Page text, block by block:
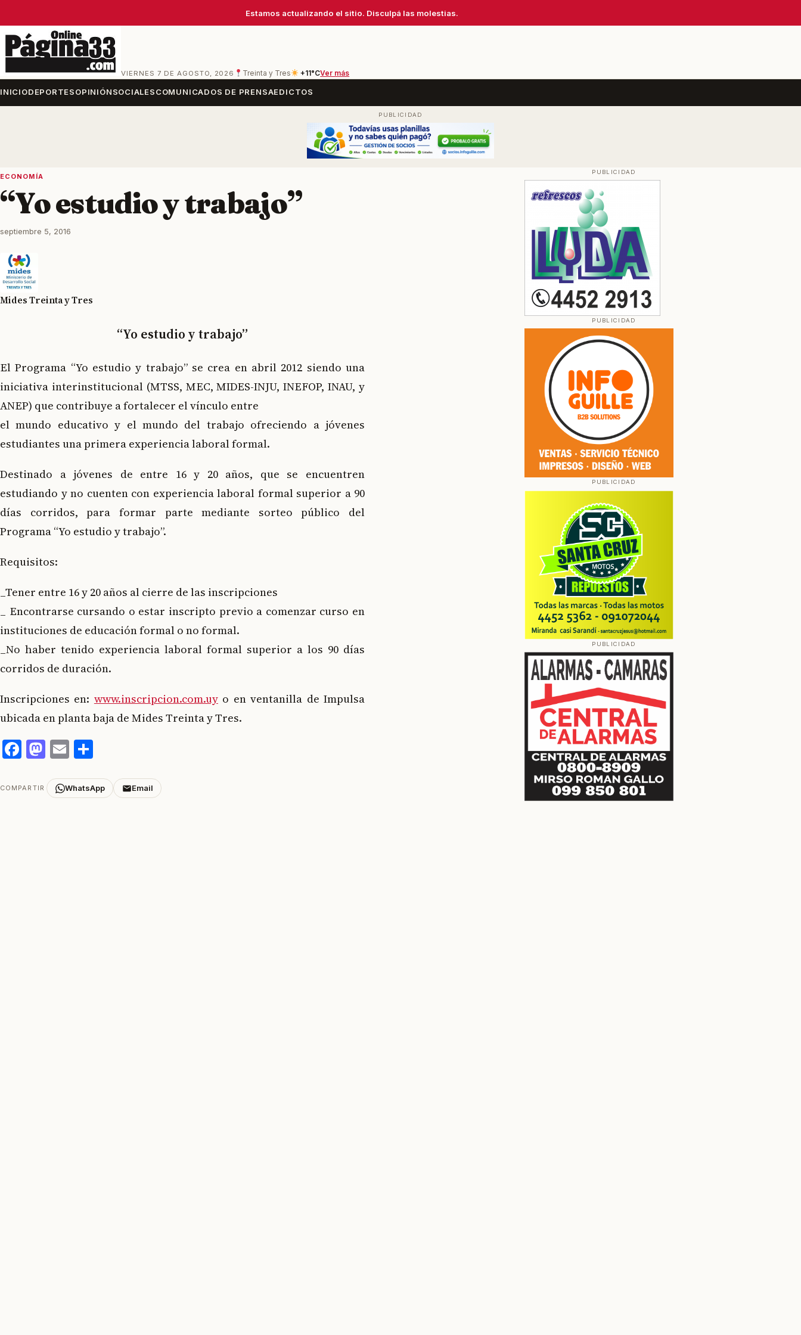
Estamos actualizando el sitio. Disculpá las molestias.
VIERNES 7 DE AGOSTO, 2026 Treinta y Tres +11°CVer más
INICIODEPORTESOPINIÓNSOCIALESCOMUNICADOS DE PRENSAEDICTOS
ECONOMÍA
“Yo estudio y trabajo”
septiembre 5, 2016
Mides Treinta y Tres
“Yo estudio y trabajo”
El Programa “Yo estudio y trabajo” se crea en abril 2012 siendo una
iniciativa interinstitucional (MTSS, MEC, MIDES-INJU, INEFOP, INAU, y
ANEP) que contribuye a fortalecer el vínculo entre
el mundo educativo y el mundo del trabajo ofreciendo a jóvenes
estudiantes una primera experiencia laboral formal.
Destinado a jóvenes de entre 16 y 20 años, que se encuentren
estudiando y no cuenten con experiencia laboral formal superior a 90
días corridos, para formar parte mediante sorteo público del
Programa “Yo estudio y trabajo”.
Requisitos:
_Tener entre 16 y 20 años al cierre de las inscripciones
_ Encontrarse cursando o estar inscripto previo a comenzar curso en
instituciones de educación formal o no formal.
_No haber tenido experiencia laboral formal superior a los 90 días
corridos de duración.
Inscripciones en: www.inscripcion.com.uyo en ventanilla de Impulsa
ubicada en planta baja de Mides Treinta y Tres.
Facebook
Mastodon
Email
COMPARTIR WhatsApp Email